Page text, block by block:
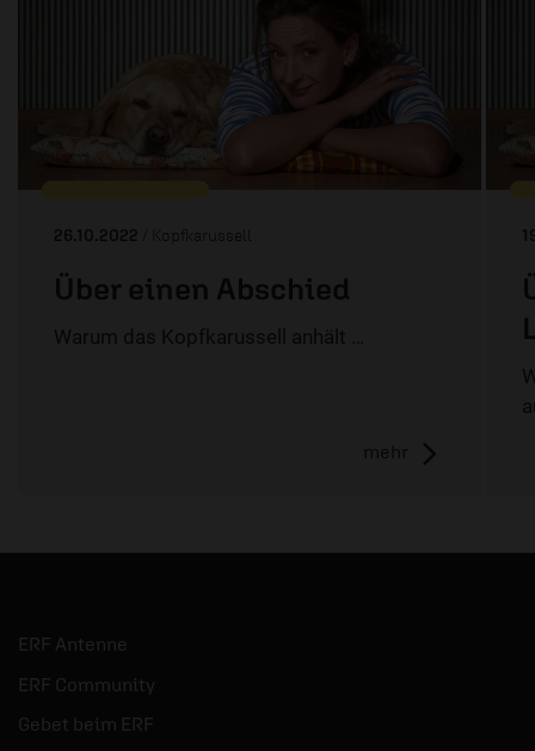
26.10.2022 / Kopfkarussell
Über einen Abschied
Warum das Kopfkarussell anhält …
mehr
ERF Antenne
ERF Community
Gebet beim ERF